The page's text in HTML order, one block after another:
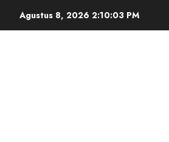
Agustus 8, 2026 2:10:04 PM